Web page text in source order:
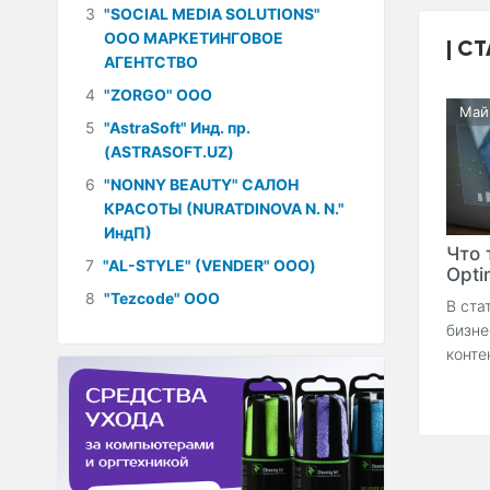
Что
В
3 "SOCIAL MEDIA SOLUTIONS"
ООО МАРКЕТИНГОВОЕ
АГЕНТСТВО
4 "ZORGO" ООО
5 "AstraSoft" Инд. пр.
(ASTRASOFT.UZ)
6 "NONNY BEAUTY" САЛОН
КРАСОТЫ (NURATDINOVA N. N."
ИндП)
7 "AL-STYLE" (VENDER" ООО)
8 "Tezcode" ООО